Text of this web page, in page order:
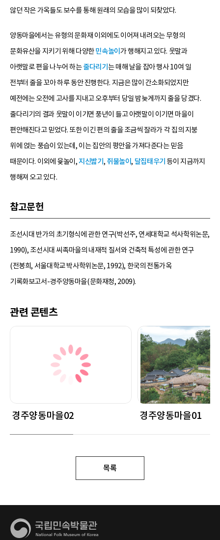
않던 작은 가옥들도 보수를 통해 원래의 모습을 많이 되찾았다.
양동마을에서는 유형의 문화재 이외에도 이어져 내려오는 무형의
문화유산을 지키기 위해 다양한민속놀이 가 행해지고 있다. 웃말과
아랫말로 편을 나누어 하는줄다리기 는 매해 날을 잡아 행사 10여 일
전부터 줄을 꼬아 하루 동안 진행한다. 지금은 많이 간소화되었지만
예전에는 오전에 고사를 지내고 오후부터 당일 밤늦게까지 줄을 당겼다.
줄다리기의 결과 웃말이 이기면 풍년이 들고 아랫말이 이기면 마을이
편안해진다고 믿었다. 또한 이긴 편의 줄을 조금씩 잘라가 각 집의 지붕
위에 얹는 풍습이 있는데, 이는 집안의 평안을 가져다준다는 믿음
때문이다. 이외에 윷놀이,지신밟기 , 쥐불놀이, 달집태우기 등이 지금까지
행해져 오고 있다.
참고문헌
조선시대 반가의 초기형식에 관한 연구(박선주, 연세대학교 석사학위논문,
1990), 조선시대 씨족마을의 내재적 질서와 건축적 특성에 관한 연구
(전봉희, 서울대학교 박사학위논문, 1992), 한국의 전통가옥
기록화보고서-경주양동마을(문화재청, 2009).
관련 콘텐츠
경주양동마을02 경주양동마을01
목록